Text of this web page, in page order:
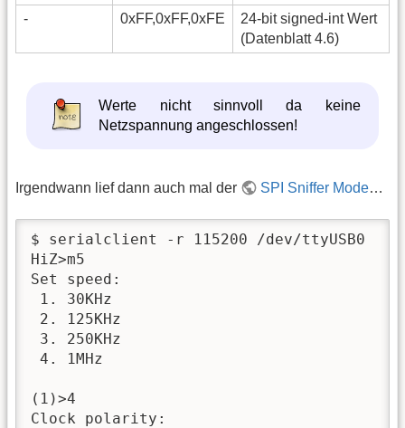
-
0xFF,0xFF,0xFE
24-bit signed-int Wert
(Datenblatt 4.6)
Werte nicht sinnvoll da keine
Netzspannung angeschlossen!
Irgendwann lief dann auch mal der SPI Sniffer Mode…
$ serialclient -r 115200 /dev/ttyUSB0
HiZ>m5
Set speed:
1. 30KHz
2. 125KHz
3. 250KHz
4. 1MHz
(1)>4
Clock polarity: